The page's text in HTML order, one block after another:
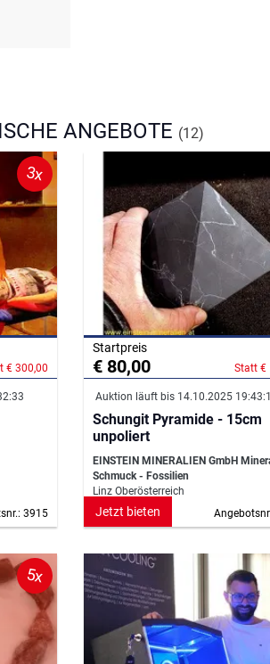
ANGEBOTE (12)
3x
€ 300,00
3915
Startpreis
€ 80,00 Statt €
Auktion läuft bis 14.10.2025
Schungit Pyramide - 15cm
unpoliert
EINSTEIN MINERALIEN GmbH
Schmuck - Fossilien
Linz Oberösterreich
Jetzt bieten
5x